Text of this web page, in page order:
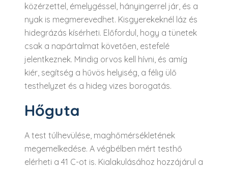
közérzettel, émelygéssel, hányingerrel jár, és a
nyak is megmerevedhet. Kisgyerekeknél láz és
hidegrázás kísérheti. Előfordul, hogy a tünetek
csak a napártalmat követően, estefelé
jelentkeznek. Mindig orvos kell hívni, és amíg
kiér, segítség a hűvös helyiség, a félig ülő
testhelyzet és a hideg vizes borogatás.
Hőguta
A test túlhevülése, maghőmérsékletének
megemelkedése. A végbélben mért testhő
elérheti a 41 C-ot is. Kialakulásához hozzájárul a